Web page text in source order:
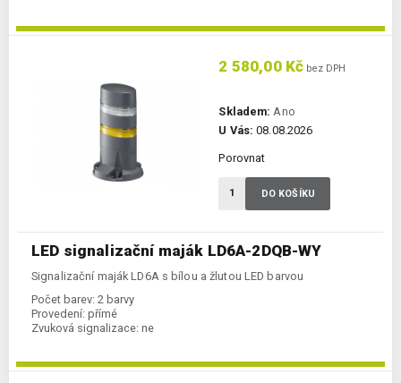
LED signalizační maják LD6A-2DQB-WY
Signalizační maják LD6A s bílou a žlutou LED barvou
Počet barev: 2 barvy
Provedení: přímé
Zvuková signalizace: ne
2 580,00 Kč bez DPH
Skladem: Ano
U Vás: 08.08.2026
Porovnat
DO KOŠÍKU